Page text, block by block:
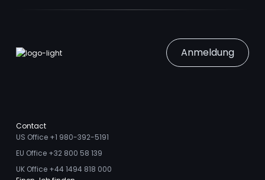
Anmeldung
Contact
US Office +1 980-392-5191
EU Office +32 800 58 139
UK Office +44 1494 818 000